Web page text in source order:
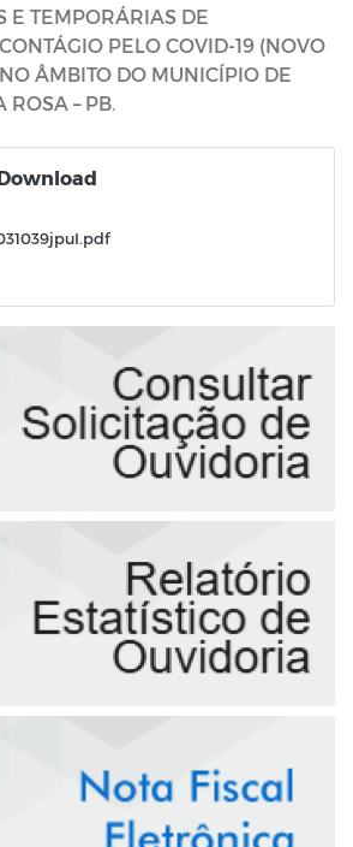
E TEMPORÁRIAS DE
PELO COVID-19 (NOVO
ÂMBITO DO MUNICÍPIO DE
ROSA – PB.